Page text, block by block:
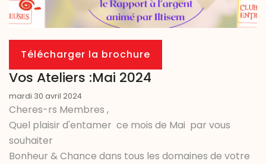
Télécharger la brochure
Vos Ateliers :Mai 2024
mardi 30 avril 2024
Cheres-rs Membres ,
Quel plaisir d'entamer ce mois de Mai par vous
souhaiter
Bonheur & Chance dans tous les domaines de votre